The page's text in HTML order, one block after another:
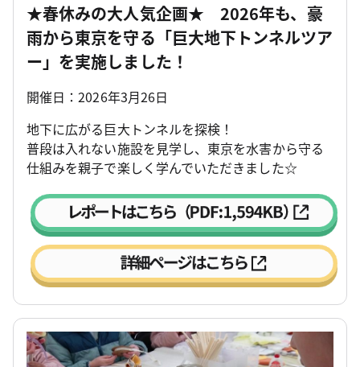
★春休みの大人気企画★ 2026年も、豪
雨から東京を守る「巨大地下トンネルツア
ー」を実施しました！
開催日：2026年3月26日
地下に広がる巨大トンネルを探検！
普段は入れない施設を見学し、東京を水害から守る
仕組みを親子で楽しく学んでいただきました☆